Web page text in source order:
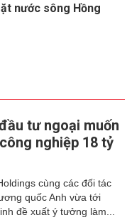
nước sông Hồng
tư ngoại muốn
nghiệp 18 tỷ
cùng các đối tác
quốc Anh vừa tới
đề xuất ý tưởng làm...